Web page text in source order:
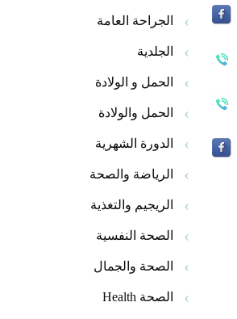
الجراحة العامة
الجلدية
الحمل و الولادة
الحمل والولادة
الدورة الشهرية
الرياضة والصحة
الريجيم والتغذية
الصحة النفسية
الصحة والجمال
الصحة Health